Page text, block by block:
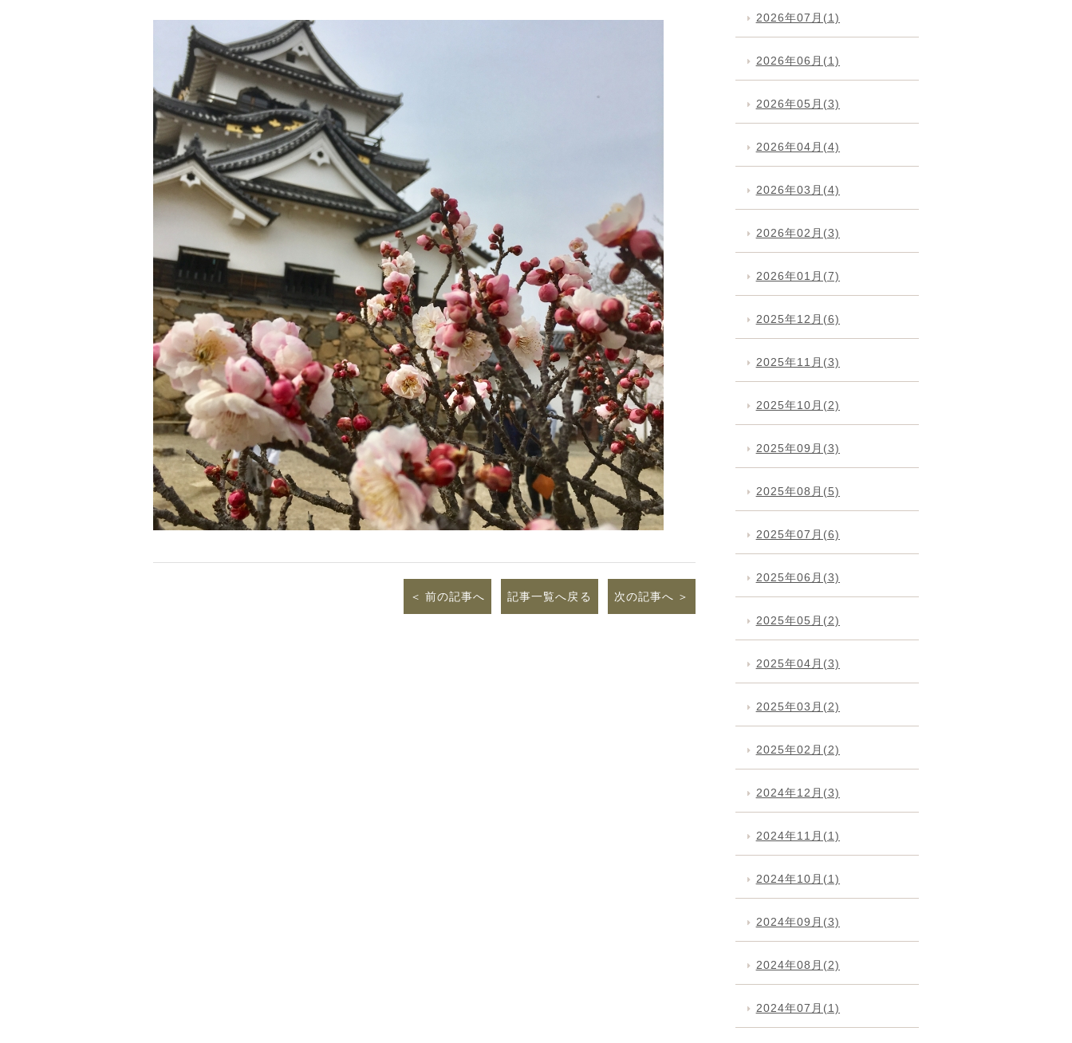
前の記事へ 記事一覧へ戻る 次の記事へ
2026年07月(1)
2026年06月(1)
2026年05月(3)
2026年04月(4)
2026年03月(4)
2026年02月(3)
2026年01月(7)
2025年12月(6)
2025年11月(3)
2025年10月(2)
2025年09月(3)
2025年08月(5)
2025年07月(6)
2025年06月(3)
2025年05月(2)
2025年04月(3)
2025年03月(2)
2025年02月(2)
2024年12月(3)
2024年11月(1)
2024年10月(1)
2024年09月(3)
2024年08月(2)
2024年07月(1)